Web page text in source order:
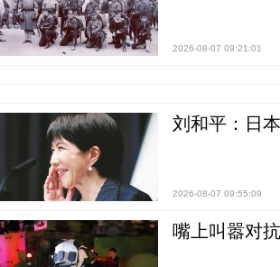
2026-08-07 09:21:01
刘和平：日
2026-08-07 09:55:09
嘴上叫嚣对